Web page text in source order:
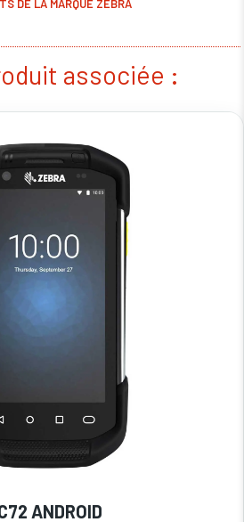
DE LA MARQUE ZEBRA
associée :
ANDROID